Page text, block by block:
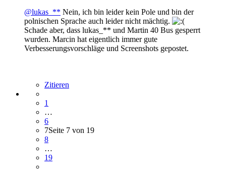
@lukas_** Nein, ich bin leider kein Pole und bin der
polnischen Sprache auch leider nicht mächtig.
Schade aber, dass lukas_** und Martin 40 Bus gesperrt
wurden. Marcin hat eigentlich immer gute
Verbesserungsvorschläge und Screenshots gepostet.
Zitieren
1
…
6
7Seite 7 von 19
8
…
19